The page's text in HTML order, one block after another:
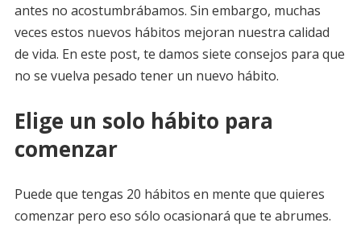
antes no acostumbrábamos. Sin embargo, muchas
veces estos nuevos hábitos mejoran nuestra calidad
de vida. En este post, te damos siete consejos para que
no se vuelva pesado tener un nuevo hábito.
Elige un solo hábito para
comenzar
Puede que tengas 20 hábitos en mente que quieres
comenzar pero eso sólo ocasionará que te abrumes.